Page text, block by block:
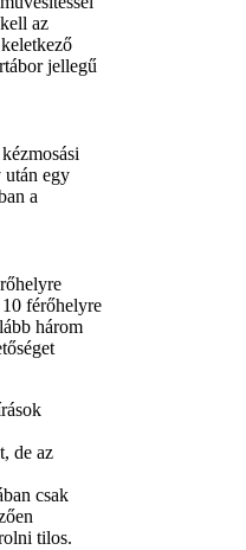
az
jellegű
után egy
a
férőhelyre
három
de az
csak
tilos.